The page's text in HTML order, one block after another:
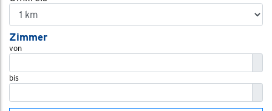
Zimmer
von
bis